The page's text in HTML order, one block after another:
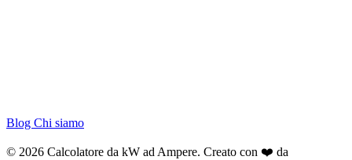
Blog Chi siamo
© 2026 Calcolatore da kW ad Ampere. Creato con ❤️ da